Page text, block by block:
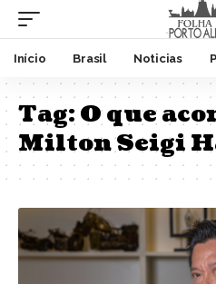
Início Brasil Noticias
Tag:O que
Milton Seigi